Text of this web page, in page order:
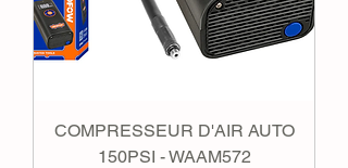
COMPRESSEUR D'AIR AUTO
150PSI - WAAM572